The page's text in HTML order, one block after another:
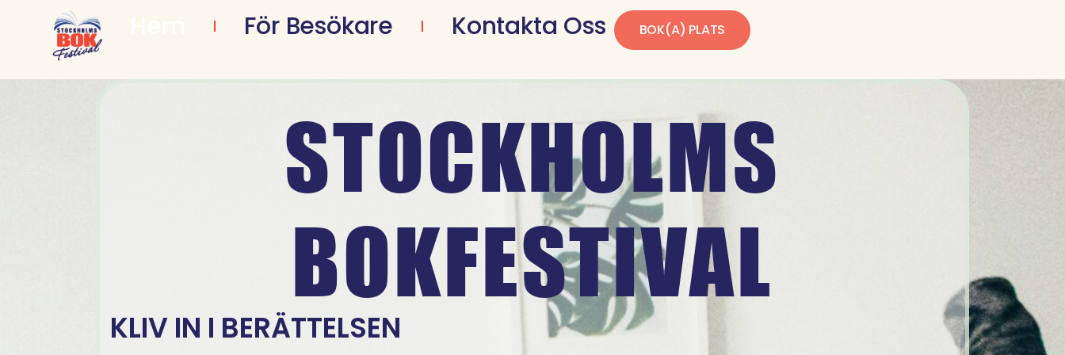
För Besökare Kontakta Oss BOK(A) PLATS
STOCKHOLMS
BOKFESTIVAL
KLIV IN I BERÄTTELSEN